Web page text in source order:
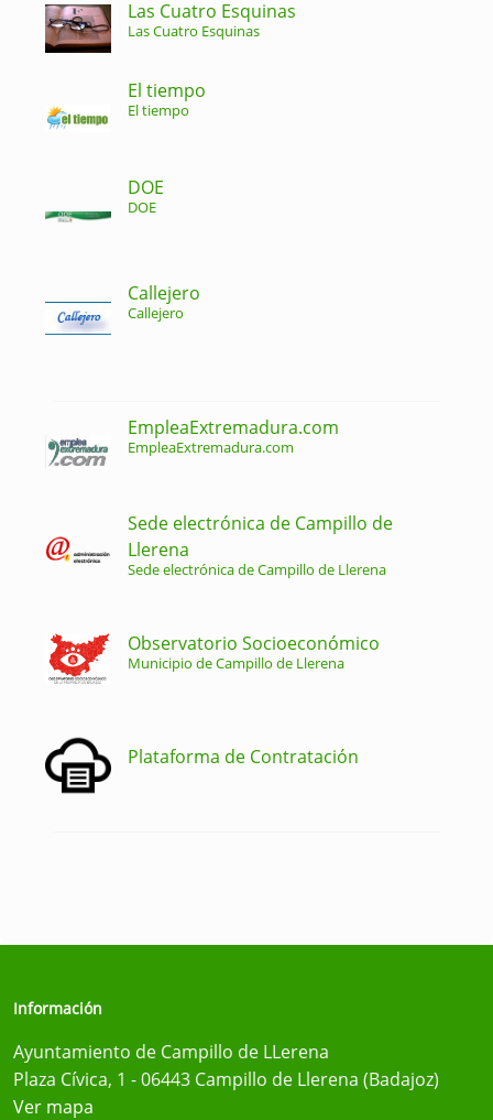
Las Cuatro Esquinas
Las Cuatro Esquinas
El tiempo
El tiempo
DOE
DOE
Callejero
Callejero
EmpleaExtremadura.com
EmpleaExtremadura.com
Sede electrónica de Campillo de
Llerena
Sede electrónica de Campillo de Llerena
Observatorio Socioeconómico
Municipio de Campillo de Llerena
Plataforma de Contratación
Información
Ayuntamiento de Campillo de LLerena
Plaza Cívica, 1 - 06443 Campillo de Llerena (Badajoz)
Ver mapa